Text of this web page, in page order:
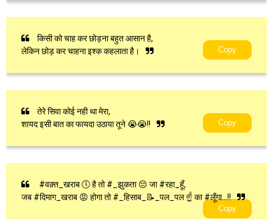
किसी को चाह कर छोड़ना बहुत आसान है,
लेकिन छोड़ कर चाहना इश्क कहलाता है।
Copy
तेरे सिवा कोई नही था मेरा,
शायद इसी बात का फायदा उठाया तूने 😭😭!!
Copy
#वक़्त_खराब 🕔 है तो #_झुकता 😔 जा #रहा_हूँ,
जब #दिमाग_खराब 😡 होगा तो #_हिसाब_📝_पल_पल ☝ का #लूँगा...!!
Copy